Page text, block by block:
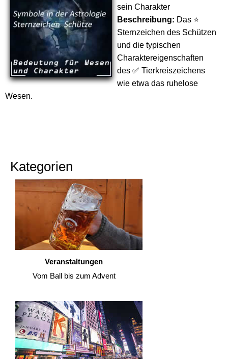
sein Charakter
Beschreibung: Das ⭐
Sternzeichen des Schützen
und die typischen
Charaktereigenschaften
des ✅ Tierkreiszeichens
wie etwa das ruhelose
Wesen.
Kategorien
Veranstaltungen
Vom Ball bis zum Advent